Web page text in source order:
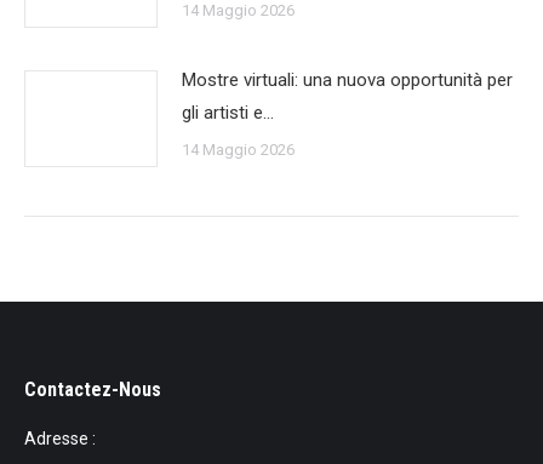
14 Maggio 2026
Mostre virtuali: una nuova opportunità per
gli artisti e…
14 Maggio 2026
Contactez-Nous
Adresse :